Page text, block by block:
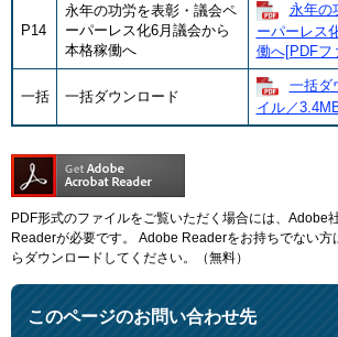
P14
永年の功労を表彰・議会ペ
ーパーレス化6月議会から
本格稼働へ
永年の
ーパーレス
働へ[PDFフ
一括 一括ダウンロード
一括ダ
イル／
PDF形式のファイルをご覧いただく場合には、Adobe
Readerが必要です。
Adobe Readerをお持ちでない方
らダウンロードしてください。（無料）
このページのお問い合わせ先